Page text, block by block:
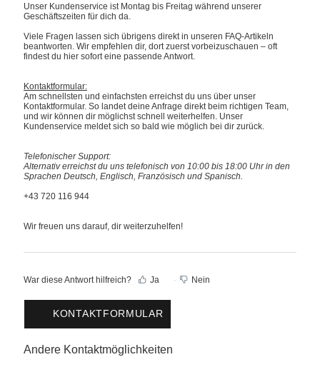
Unser Kundenservice ist Montag bis Freitag während unserer
Geschäftszeiten für dich da.
Viele Fragen lassen sich übrigens direkt in unseren FAQ-Artikeln
beantworten. Wir empfehlen dir, dort zuerst vorbeizuschauen – oft
findest du hier sofort eine passende Antwort.
Kontaktformular:
Am schnellsten und einfachsten erreichst du uns über unser
Kontaktformular. So landet deine Anfrage direkt beim richtigen Team,
und wir können dir möglichst schnell weiterhelfen. Unser
Kundenservice meldet sich so bald wie möglich bei dir zurück.
Telefonischer Support:
Alternativ erreichst du uns telefonisch von 10:00 bis 18:00 Uhr in den
Sprachen Deutsch, Englisch, Französisch und Spanisch.
+43 720 116 944
Wir freuen uns darauf, dir weiterzuhelfen!
War diese Antwort hilfreich? Ja Nein
KONTAKTFORMULAR
Andere Kontaktmöglichkeiten